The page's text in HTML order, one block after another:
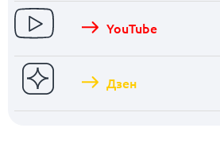
YouTube
Дзен